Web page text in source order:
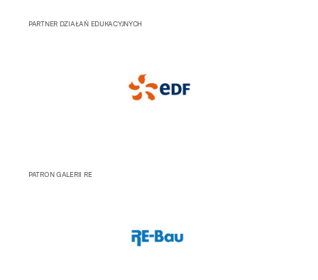
PARTNER DZIAŁAŃ EDUKACYJNYCH
PATRON GALERII RE